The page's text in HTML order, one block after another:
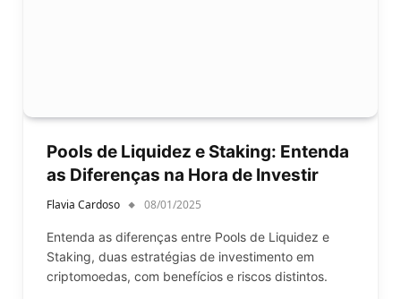
Pools de Liquidez e Staking: Entenda
as Diferenças na Hora de Investir
Flavia Cardoso 08/01/2025
Entenda as diferenças entre Pools de Liquidez e
Staking, duas estratégias de investimento em
criptomoedas, com benefícios e riscos distintos.